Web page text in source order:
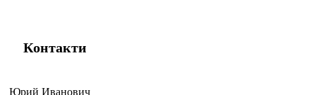
Контакти
Юрий Иванович